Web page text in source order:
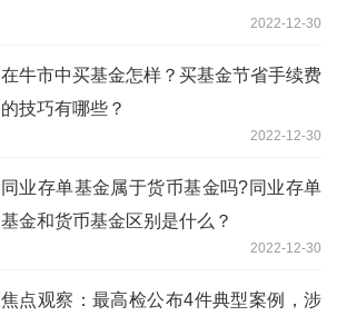
2022-12-30
在牛市中买基金怎样？买基金节省手续费
的技巧有哪些？
2022-12-30
同业存单基金属于货币基金吗?同业存单
基金和货币基金区别是什么？
2022-12-30
焦点观察：最高检公布4件典型案例，涉